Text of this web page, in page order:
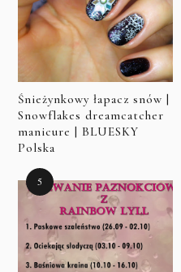
Śnieżynkowy łapacz snów |
Snowflakes dreamcatcher
manicure | BLUESKY
Polska